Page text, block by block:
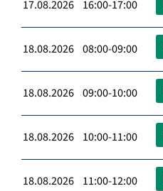
17.08.2026 16:00-17:00
18.08.2026 08:00-09:00
18.08.2026 09:00-10:00
18.08.2026 10:00-11:00
18.08.2026 11:00-12:00